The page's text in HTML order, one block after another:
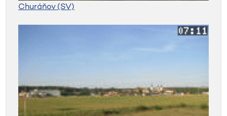
Churáňov (SV)